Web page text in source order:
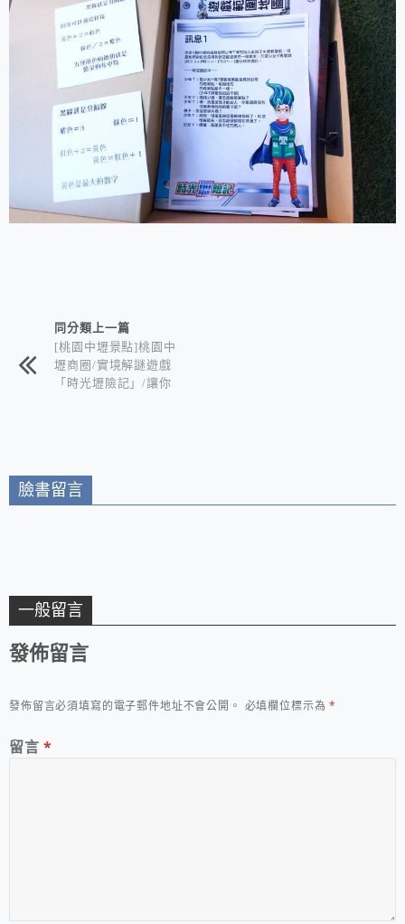
相連文章同分類上一篇
[桃園中壢景點]桃園中
壢商圈/實境解謎遊戲
「時光壢險記」/讓你
臉書留言
一般留言
發佈留言
發佈留言必須填寫的電子郵件地址不會公開。 必填欄位標示為*
留言 *